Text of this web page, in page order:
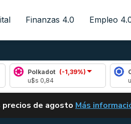
Finanzas 4.0 Empleo
(-1,39%)
Chainlink
ALERTA
precios de agosto VUELVE EL
Más